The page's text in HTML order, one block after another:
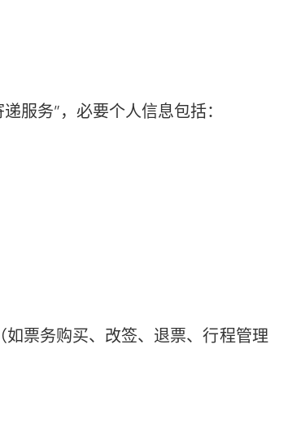
务”，必要个人信息包括：
票务购买、改签、退票、行程管理